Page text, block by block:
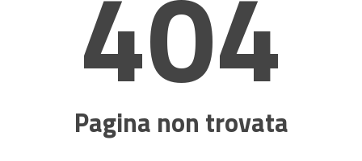
Pagina non trovata